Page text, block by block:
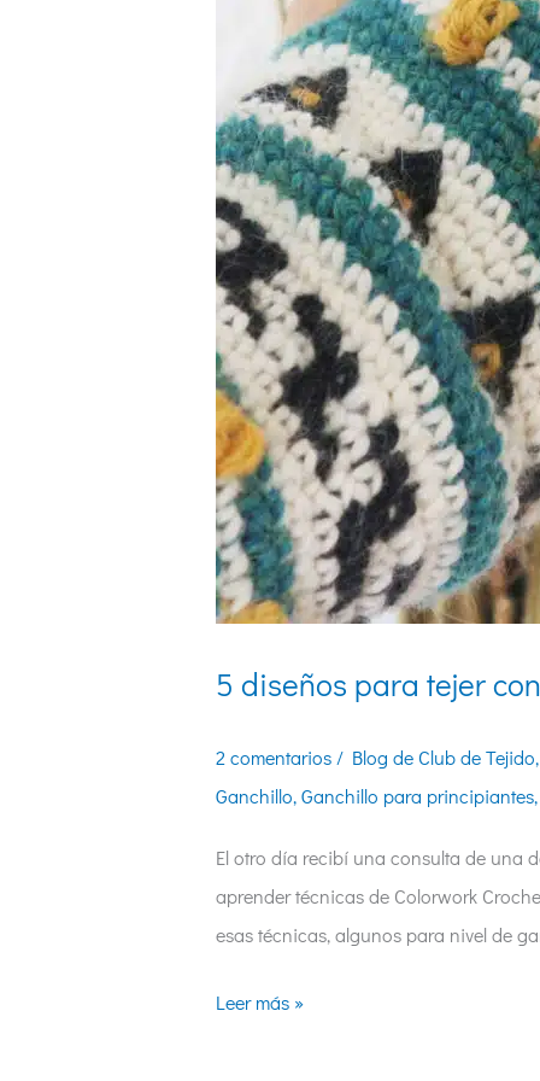
5 diseños para tejer
2 comentarios / Blog de Club de Tejido,
Ganchillo,Ganchillo para principiantes,
El otro día recibí una consulta de una
aprender técnicas de Colorwork
esas técnicas, algunos para nivel de
Leer más »